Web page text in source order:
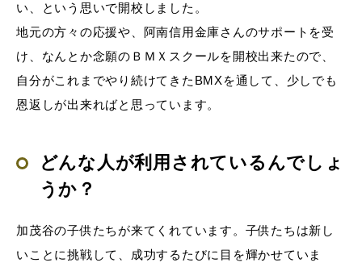
い、という思いで開校しました。
地元の方々の応援や、阿南信用金庫さんのサポートを受
け、なんとか念願のＢＭＸスクールを開校出来たので、
自分がこれまでやり続けてきたBMXを通して、少しでも
恩返しが出来ればと思っています。
どんな人が利用されているんでしょ
うか？
加茂谷の子供たちが来てくれています。子供たちは新し
いことに挑戦して、成功するたびに目を輝かせていま